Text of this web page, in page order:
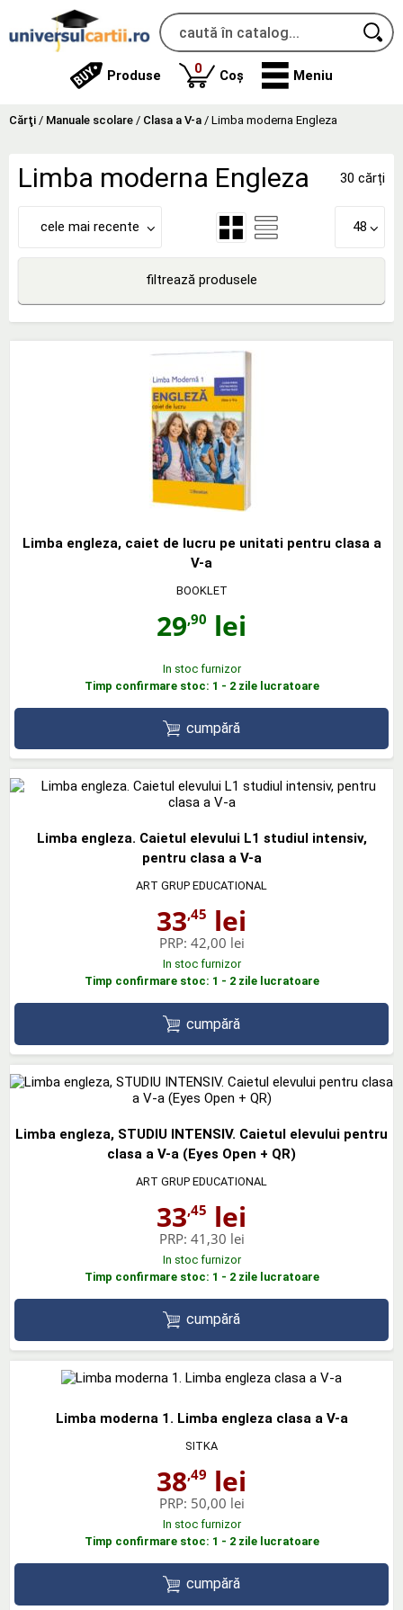
Produse 0produse
Coș Meniu
Cărţi / Manuale scolare / Clasa a V-a / Limba moderna Engleza
Limba moderna Engleza 30 cărți
cele mai recente 48
filtrează produsele
Limba engleza, caiet de lucru pe unitati pentru clasa a
V-a
BOOKLET
29,90 lei
In stoc furnizor
Timp confirmare stoc: 1 - 2 zile lucratoare
cumpără
Limba engleza. Caietul elevului L1 studiul intensiv,
pentru clasa a V-a
ART GRUP EDUCATIONAL
33,45 lei
PRP: 42,00 lei
In stoc furnizor
Timp confirmare stoc: 1 - 2 zile lucratoare
cumpără
Limba engleza, STUDIU INTENSIV. Caietul elevului pentru
clasa a V-a (Eyes Open + QR)
ART GRUP EDUCATIONAL
33,45 lei
PRP: 41,30 lei
In stoc furnizor
Timp confirmare stoc: 1 - 2 zile lucratoare
cumpără
Limba moderna 1. Limba engleza clasa a V-a
SITKA
38,49 lei
PRP: 50,00 lei
In stoc furnizor
Timp confirmare stoc: 1 - 2 zile lucratoare
cumpără